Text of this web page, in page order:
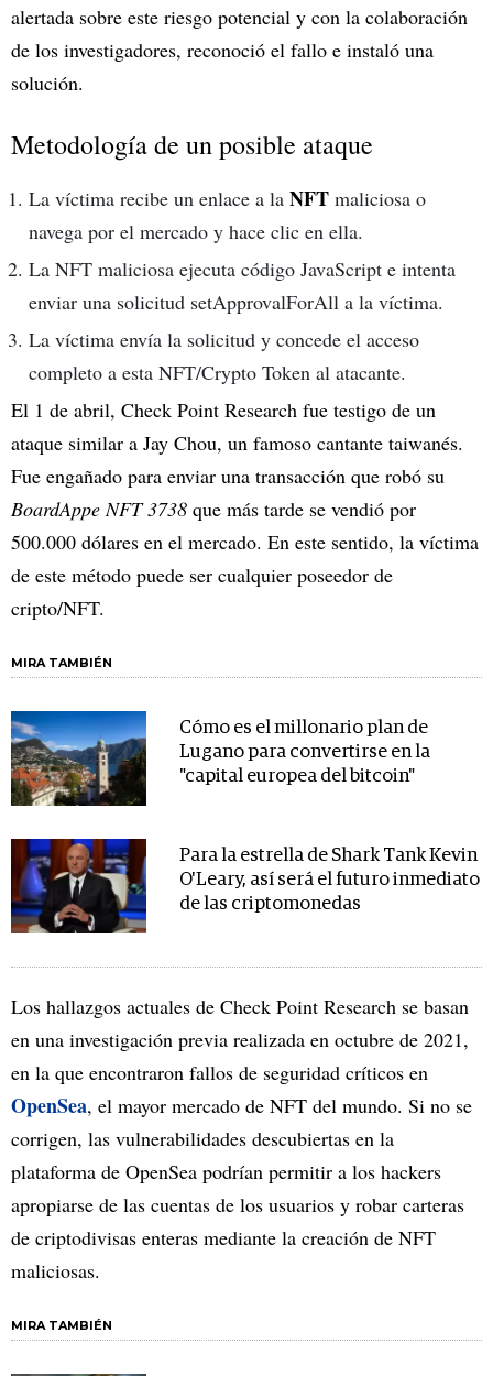
alertada sobre este riesgo potencial y con la colaboración
de los investigadores, reconoció el fallo e instaló una
solución.
Metodología de un posible ataque
La víctima recibe un enlace a la NFT maliciosa o
navega por el mercado y hace clic en ella.
La NFT maliciosa ejecuta código JavaScript e intenta
enviar una solicitud setApprovalForAll a la víctima.
La víctima envía la solicitud y concede el acceso
completo a esta NFT/Crypto Token al atacante.
El 1 de abril, Check Point Research fue testigo de un
ataque similar a Jay Chou, un famoso cantante taiwanés.
Fue engañado para enviar una transacción que robó su
BoardAppe NFT 3738 que más tarde se vendió por
500.000 dólares en el mercado. En este sentido, la víctima
de este método puede ser cualquier poseedor de
cripto/NFT.
MIRA TAMBIÉN
Cómo es el millonario plan de
Lugano para convertirse en la
"capital europea del bitcoin"
Para la estrella de Shark Tank Kevin
O'Leary, así será el futuro inmediato
de las criptomonedas
Los hallazgos actuales de Check Point Research se basan
en una investigación previa realizada en octubre de 2021,
en la que encontraron fallos de seguridad críticos en
OpenSea, el mayor mercado de NFT del mundo. Si no se
corrigen, las vulnerabilidades descubiertas en la
plataforma de OpenSea podrían permitir a los hackers
apropiarse de las cuentas de los usuarios y robar carteras
de criptodivisas enteras mediante la creación de NFT
maliciosas.
MIRA TAMBIÉN